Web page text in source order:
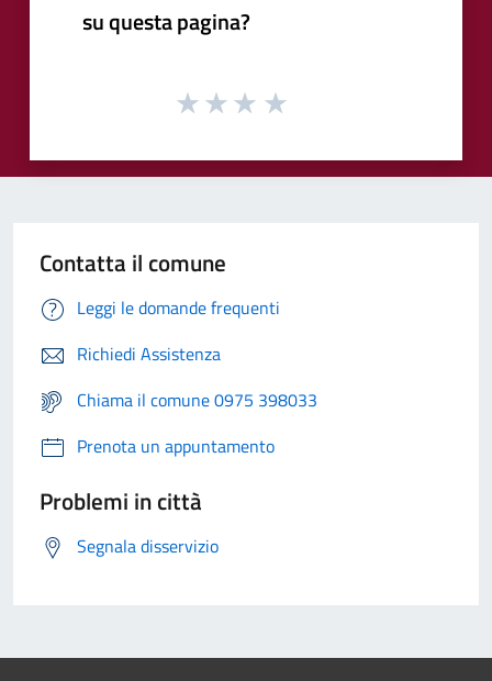
su questa pagina?
Contatta il comune
Leggi le domande frequenti
Richiedi Assistenza
Chiama il comune 0975 398033
Prenota un appuntamento
Problemi in città
Segnala disservizio